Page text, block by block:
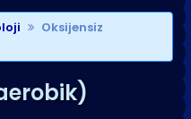
Oksijensiz